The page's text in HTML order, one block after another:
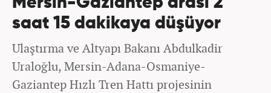
saat 15 dakikaya düşüyor
Ulaştırma ve Altyapı Bakanı Abdulkadir
Uraloğlu, Mersin-Adana-Osmaniye-
Gaziantep Hızlı Tren Hattı projesinin